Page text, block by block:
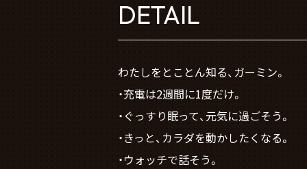
DETAIL
わたしをとことん知る、ガーミン。
・充電は2週間に1度だけ。
・ぐっすり眠って、元気に過ごそう。
・きっと、カラダを動かしたくなる。
・ウォッチで話そう。